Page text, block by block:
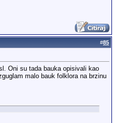
#85
Oni su tada bauka opisivali kao
malo bauk folklora na brzinu